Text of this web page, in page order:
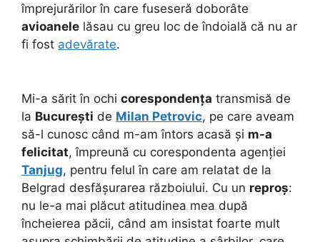
împrejurărilor în care fuseseră doborâte
avioanele lăsau cu greu loc de îndoială că nu ar
fi fost adevărate.
Mi-a sărit în ochi corespondența transmisă de
la București de Milan Petrovic, pe care aveam
să-l cunosc când m-am întors acasă și m-a
felicitat, împreună cu corespondenta agenției
Tanjug, pentru felul în care am relatat de la
Belgrad desfășurarea războiului. Cu un reproș:
nu le-a mai plăcut atitudinea mea după
încheierea păcii, când am insistat foarte mult